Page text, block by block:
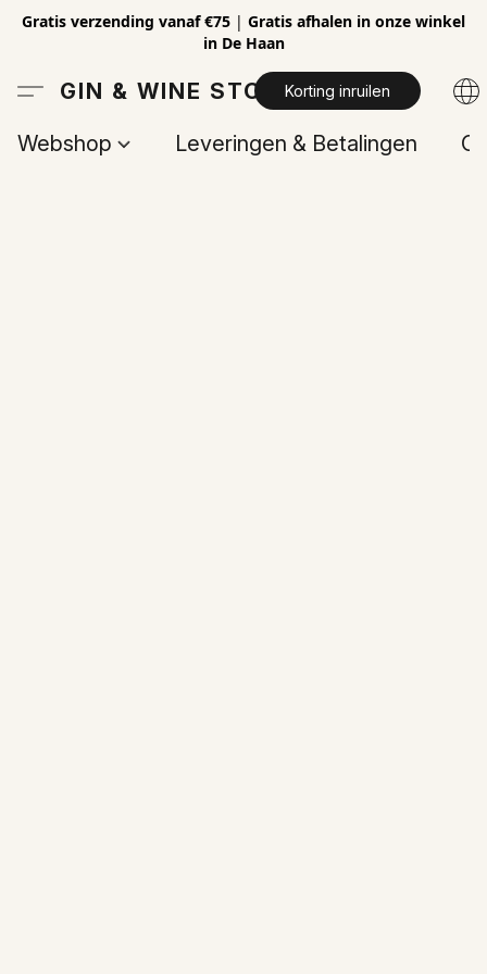
Gratis verzending vanaf €75 | Gratis afhalen in onze winkel
in De Haan
GIN & WINE STOREKorting inruilen
Webshop Leveringen & Betalingen